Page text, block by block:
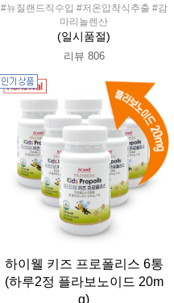
#뉴질랜드직수입 #저온압착식추출 #감
마리놀렌산
(일시품절)
리뷰 806
하이웰 키즈 프로폴리스 6통
(하루2정 플라보노이드 20m
g)